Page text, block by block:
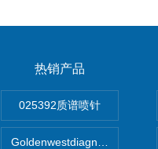
热销产品
025392质谱喷针
Goldenwestdiagnostics总代